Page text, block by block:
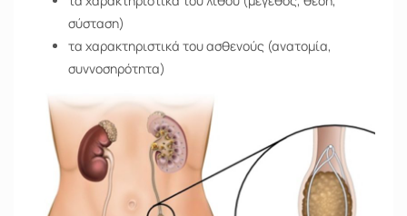
σύσταση)
τα χαρακτηριστικά του ασθενούς (ανατομία,
συννοσηρότητα)